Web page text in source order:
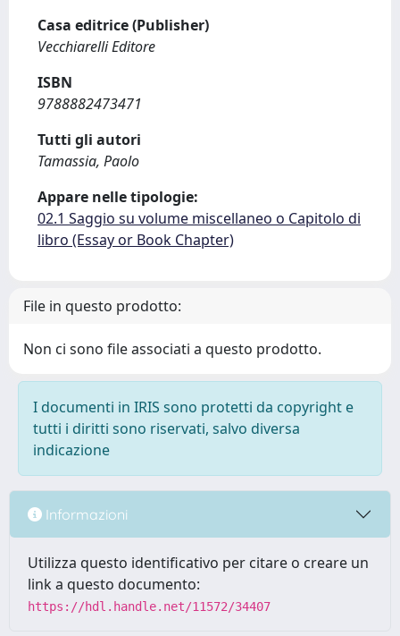
Casa editrice (Publisher)
Vecchiarelli Editore
ISBN
9788882473471
Tutti gli autori
Tamassia, Paolo
Appare nelle tipologie:
02.1 Saggio su volume miscellaneo o Capitolo di
libro (Essay or Book Chapter)
File in questo prodotto:
Non ci sono file associati a questo prodotto.
I documenti in IRIS sono protetti da copyright e
tutti i diritti sono riservati, salvo diversa
indicazione
Informazioni
Utilizza questo identificativo per citare o creare un
link a questo documento:
https://hdl.handle.net/11572/34407